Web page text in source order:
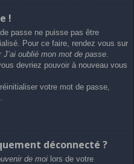
!
passe ne puisse pas être
Pour ce faire, rendez vous sur
J’ai oublié mon mot de passe.
devriez pouvoir à nouveau vous
votre mot de passe,
déconnecté ?
de moi lors de votre